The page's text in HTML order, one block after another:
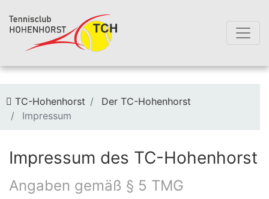
TC-Hohenhorst
Der TC-Hohenhorst
Impressum
Impressum des TC-Hohenhorst
Angaben gemäß § 5 TMG